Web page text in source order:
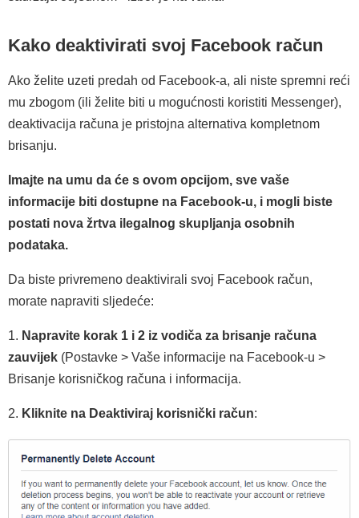
Kako deaktivirati svoj Facebook račun
Ako želite uzeti predah od Facebook-a, ali niste spremni reći
mu zbogom (ili želite biti u mogućnosti koristiti Messenger),
deaktivacija računa je pristojna alternativa kompletnom
brisanju.
Imajte na umu da će s ovom opcijom, sve vaše
informacije biti dostupne na Facebook-u, i mogli biste
postati nova žrtva ilegalnog skupljanja osobnih
podataka.
Da biste privremeno deaktivirali svoj Facebook račun,
morate napraviti sljedeće:
1. Napravite korak 1 i 2 iz vodiča za brisanje računa
zauvijek (Postavke > Vaše informacije na Facebook-u >
Brisanje korisničkog računa i informacija.
2. Kliknite na Deaktiviraj korisnički račun: